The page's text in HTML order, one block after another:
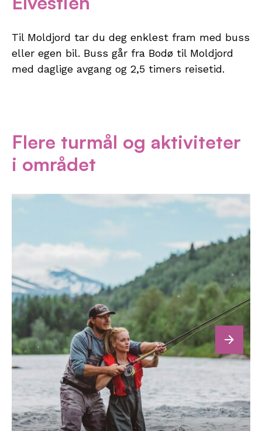
Til Moldjord tar du deg enklest fram med buss
eller egen bil. Buss går fra Bodø til Moldjord
med daglige avgang og 2,5 timers reisetid.
Flere turmål og aktiviteter
i området
next